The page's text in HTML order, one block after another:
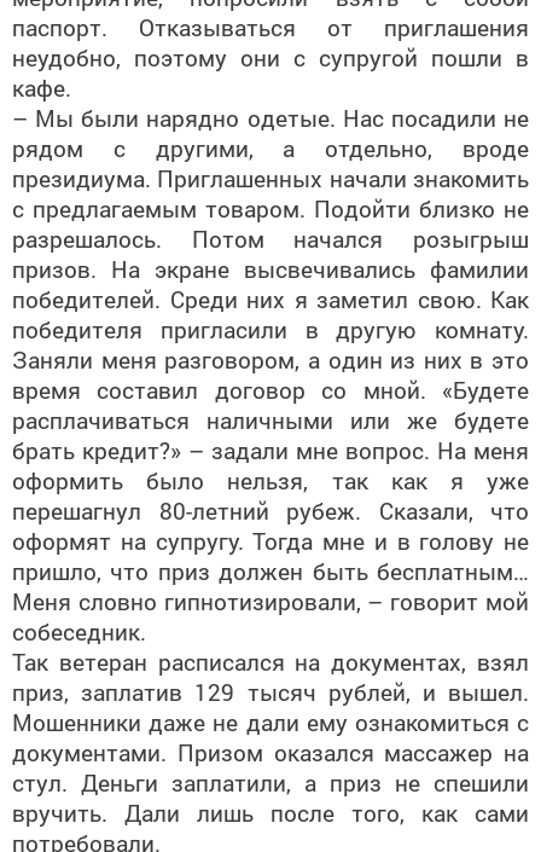
паспорт. Отказываться от приглашения
неудобно, поэтому они с супругой пошли в
кафе.
– Мы были нарядно одетые. Нас посадили не
рядом с другими, а отдельно, вроде
президиума. Приглашенных начали знакомить
с предлагаемым товаром. Подойти близко не
разрешалось. Потом начался розыгрыш
призов. На экране высвечивались фамилии
победителей. Среди них я заметил свою. Как
победителя пригласили в другую комнату.
Заняли меня разговором, а один из них в это
время составил договор со мной. «Будете
расплачиваться наличными или же будете
брать кредит?» – задали мне вопрос. На меня
оформить было нельзя, так как я уже
перешагнул 80-летний рубеж. Сказали, что
оформят на супругу. Тогда мне и в голову не
пришло, что приз должен быть бесплатным…
Меня словно гипнотизировали, – говорит мой
собеседник.
Так ветеран расписался на документах, взял
приз, заплатив 129 тысяч рублей, и вышел.
Мошенники даже не дали ему ознакомиться с
документами. Призом оказался массажер на
стул. Деньги заплатили, а приз не спешили
вручить. Дали лишь после того, как сами
потребовали.